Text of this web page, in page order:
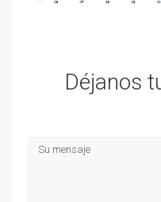
Déjanos